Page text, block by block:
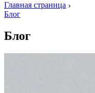
Главная страница
Блог
Блог